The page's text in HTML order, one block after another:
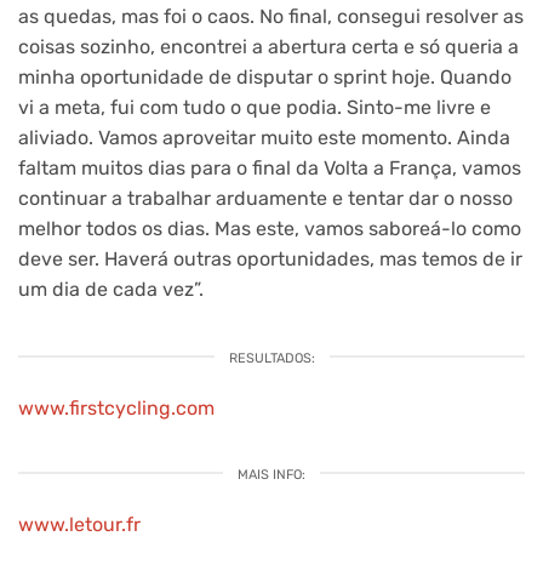
as quedas, mas foi o caos. No final, consegui resolver as
coisas sozinho, encontrei a abertura certa e só queria a
minha oportunidade de disputar o sprint hoje. Quando
vi a meta, fui com tudo o que podia. Sinto-me livre e
aliviado. Vamos aproveitar muito este momento. Ainda
faltam muitos dias para o final da Volta a França, vamos
continuar a trabalhar arduamente e tentar dar o nosso
melhor todos os dias. Mas este, vamos saboreá-lo como
deve ser. Haverá outras oportunidades, mas temos de ir
um dia de cada vez”.
RESULTADOS:
www.firstcycling.com
MAIS INFO:
www.letour.fr